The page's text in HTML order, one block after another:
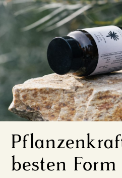
besten Form